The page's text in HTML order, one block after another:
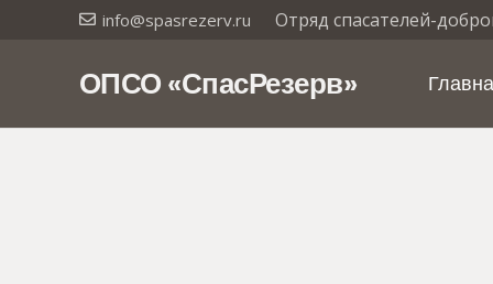
info@spasrezerv.ru Отряд спасателей-
ОПСО «СпасРезерв»